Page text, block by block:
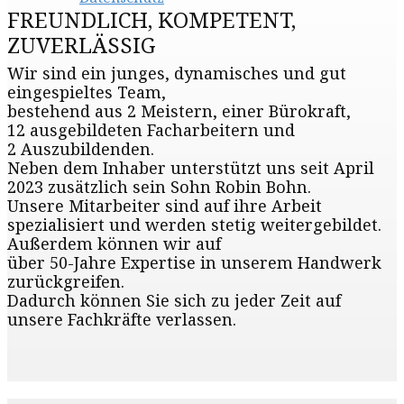
FREUNDLICH, KOMPETENT,
ZUVERLÄSSIG
Wir sind ein junges, dynamisches und gut
eingespieltes Team,
bestehend aus 2 Meistern, einer Bürokraft,
12 ausgebildeten Facharbeitern und
2 Auszubildenden.
Neben dem Inhaber unterstützt uns seit April
2023 zusätzlich sein Sohn Robin Bohn.
Unsere Mitarbeiter sind auf ihre Arbeit
spezialisiert und werden stetig weitergebildet.
Außerdem können wir auf
über 50-Jahre Expertise in unserem Handwerk
zurückgreifen.
Dadurch können Sie sich zu jeder Zeit auf
unsere Fachkräfte verlassen.